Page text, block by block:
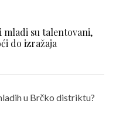
mladi su talentovani,
do izražaja